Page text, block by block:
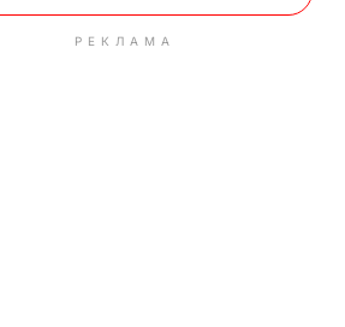
РЕКЛАМА